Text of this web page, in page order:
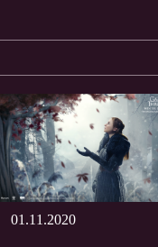
01.11.2020